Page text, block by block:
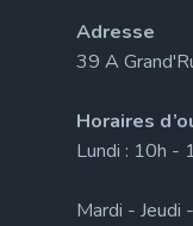
Adresse
39 A
Horaires
Lundi : 10h -
Mardi - Jeudi